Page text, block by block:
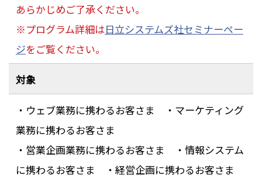
あらかじめご了承ください。
※プログラム詳細は日立システムズ社セミナーペー
ジをご覧ください。
対象
・ウェブ業務に携わるお客さま ・マーケティング
業務に携わるお客さま
・営業企画業務に携わるお客さま ・情報システム
に携わるお客さま ・経営企画に携わるお客さま